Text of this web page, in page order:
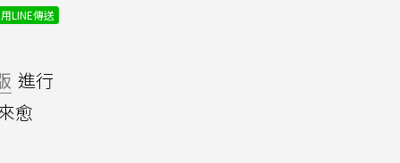
用LINE傳送
進行
愈